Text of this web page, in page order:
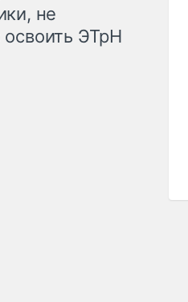
не
ЭТрН